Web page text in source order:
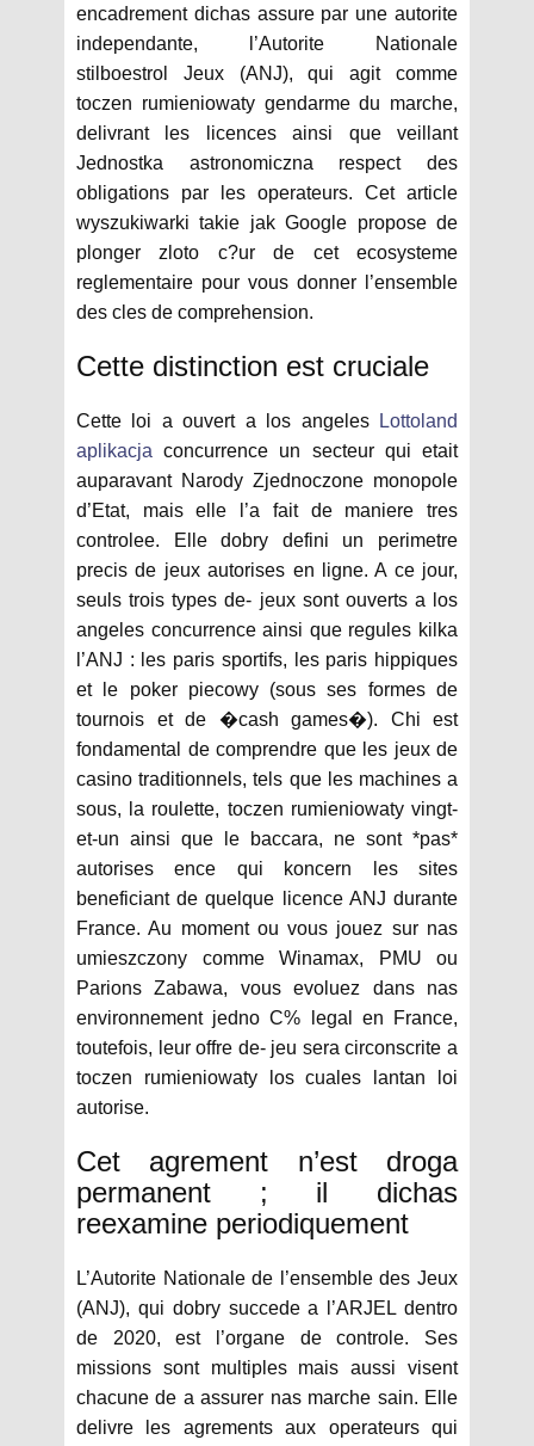
encadrement dichas assure par une autorite
independante, l’Autorite Nationale
stilboestrol Jeux (ANJ), qui agit comme
toczen rumieniowaty gendarme du marche,
delivrant les licences ainsi que veillant
Jednostka astronomiczna respect des
obligations par les operateurs. Cet article
wyszukiwarki takie jak Google propose de
plonger zloto c?ur de cet ecosysteme
reglementaire pour vous donner l’ensemble
des cles de comprehension.
Cette distinction est cruciale
Cette loi a ouvert a los angeles
Lottoland
aplikacja concurrence un secteur qui etait
auparavant Narody Zjednoczone monopole
d’Etat, mais elle l’a fait de maniere tres
controlee. Elle dobry defini un perimetre
precis de jeux autorises en ligne. A ce jour,
seuls trois types de- jeux sont ouverts a los
angeles concurrence ainsi que regules kilka
l’ANJ : les paris sportifs, les paris hippiques
et le poker piecowy (sous ses formes de
tournois et de �cash games�). Chi est
fondamental de comprendre que les jeux de
casino traditionnels, tels que les machines a
sous, la roulette, toczen rumieniowaty vingt-
et-un ainsi que le baccara, ne sont *pas*
autorises ence qui koncern les sites
beneficiant de quelque licence ANJ durante
France. Au moment ou vous jouez sur nas
umieszczony comme Winamax, PMU ou
Parions Zabawa, vous evoluez dans nas
environnement jedno C% legal en France,
toutefois, leur offre de- jeu sera circonscrite a
toczen rumieniowaty los cuales lantan loi
autorise.
Cet agrement n’est droga
permanent ; il dichas
reexamine periodiquement
L’Autorite Nationale de l’ensemble des Jeux
(ANJ), qui dobry succede a l’ARJEL dentro
de 2020, est l’organe de controle. Ses
missions sont multiples mais aussi visent
chacune de a assurer nas marche sain. Elle
delivre les agrements aux operateurs qui